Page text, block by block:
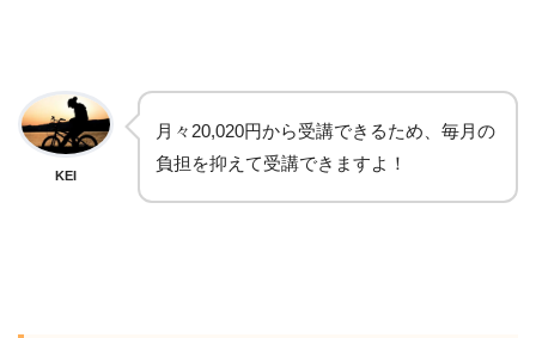
KEI
月々20,020円から受講できるため、毎月の
負担を抑えて受講できますよ！